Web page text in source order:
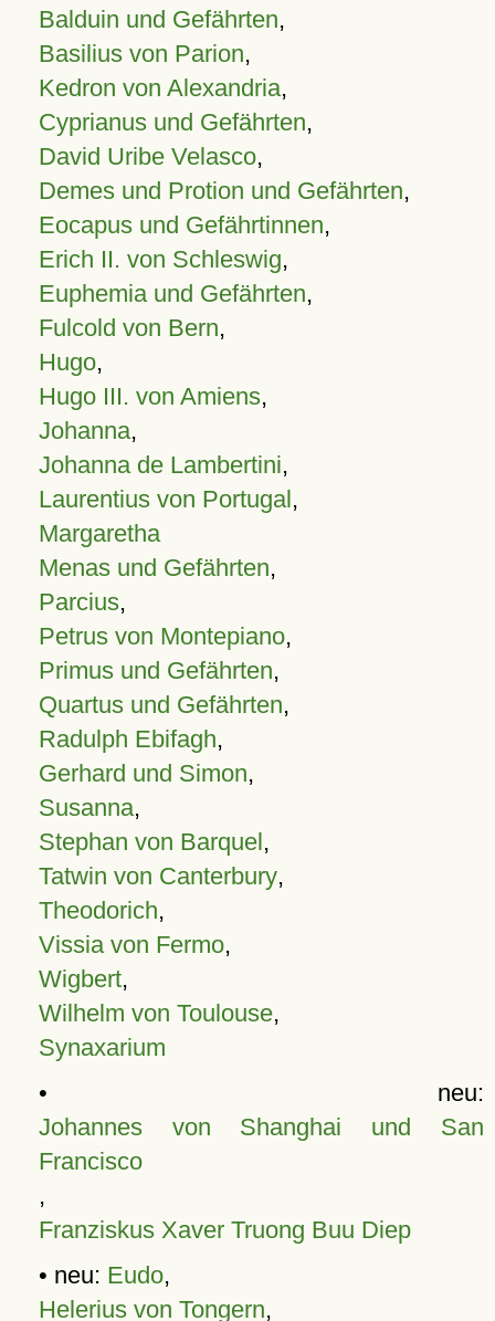
Balduin und Gefährten,
Basilius von Parion,
Kedron von Alexandria,
Cyprianus und Gefährten,
David Uribe Velasco,
Demes und Protion und Gefährten,
Eocapus und Gefährtinnen,
Erich II. von Schleswig,
Euphemia und Gefährten,
Fulcold von Bern,
Hugo,
Hugo III. von Amiens,
Johanna,
Johanna de Lambertini,
Laurentius von Portugal,
Margaretha
Menas und Gefährten,
Parcius,
Petrus von Montepiano,
Primus und Gefährten,
Quartus und Gefährten,
Radulph Ebifagh,
Gerhard und Simon,
Susanna,
Stephan von Barquel,
Tatwin von Canterbury,
Theodorich,
Vissia von Fermo,
Wigbert,
Wilhelm von Toulouse,
Synaxarium
• neu:
Johannes von Shanghai und San
Francisco
,
Franziskus Xaver Truong Buu Diep
• neu: Eudo,
Helerius von Tongern,